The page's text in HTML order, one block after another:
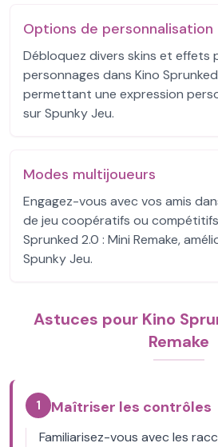
Options de personnalisation
Débloquez divers skins et effets
personnages dans Kino Sprunked
permettant une expression
sur Spunky Jeu.
Modes multijoueurs
Engagez-vous avec vos amis
de jeu coopératifs ou
Sprunked 2.0 : Mini Remake,
Spunky Jeu.
Astuces pour Kino
Remake
1 Maîtriser les contrôles
Familiarisez-vous avec les